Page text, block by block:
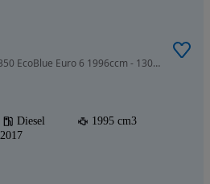
1995 cm3 • 130 KM • Transit 350 EcoBlue Euro 6 1996ccm - 130KM 3,5t 16-19, Transit 350 L3H
Diesel
1995 cm3
2017